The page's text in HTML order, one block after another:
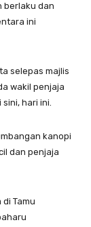
berlaku dan
ini
selepas majlis
wakil penjaja
hari ini.
kanopi
dan penjaja
Tamu